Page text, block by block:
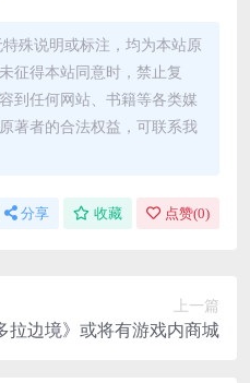
殊说明或标注，均为本站原
征得本站同意时，禁止复
到任何网站、书籍等各类媒
著者的合法权益，可联系我
分享 收藏 点赞(0)
上一篇
拉边境》或将有游戏内商城